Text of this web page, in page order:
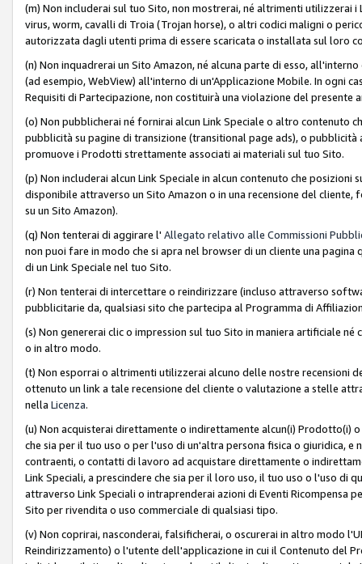
(m) Non includerai sul tuo Sito, non mostrerai, né altrimenti utilizzerai
virus, worm, cavalli di Troia (Trojan horse), o altri codici maligni o
autorizzata dagli utenti prima di essere scaricata o installata sul loro
(n) Non inquadrerai un Sito Amazon, né alcuna parte di esso,
(ad esempio, WebView) all'interno di un'Applicazione Mobile. In ogni
Requisiti di Partecipazione, non costituirà una violazione del presente
(o) Non pubblicherai né fornirai alcun Link Speciale o altro contenuto
pubblicità su pagine di transizione (transitional page ads), o
promuove i Prodotti strettamente associati ai materiali sul tuo Sito.
(p) Non includerai alcun Link Speciale in alcun contenuto che
disponibile attraverso un Sito Amazon o in una recensione del
su un Sito Amazon).
(q) Non tenterai di aggirare l' Allegato relativo alle Commissioni
non puoi fare in modo che si apra nel browser di un cliente una
di un Link Speciale nel tuo Sito.
(r) Non tenterai di intercettare o reindirizzare (incluso attraverso
pubblicitarie da, qualsiasi sito che partecipa al Programma di
(s) Non genererai clic o impression sul tuo Sito in maniera artificiale
o in altro modo.
(t) Non esporrai o altrimenti utilizzerai alcuno delle nostre recensioni
ottenuto un link a tale recensione del cliente o valutazione a stelle
nella Licenza.
(u) Non acquisterai direttamente o indirettamente alcun(i) Prodotto(i)
che sia per il tuo uso o per l'uso di un'altra persona fisica o giuridica,
contraenti, o contatti di lavoro ad acquistare direttamente o
Link Speciali, a prescindere che sia per il loro uso, il tuo uso o l'uso di
attraverso Link Speciali o intraprenderai azioni di Eventi
Sito per rivendita o uso commerciale di qualsiasi tipo.
(v) Non coprirai, nasconderai, falsificherai, o oscurerai in altro modo
Reindirizzamento) o l'utente dell'applicazione in cui il Contenuto del